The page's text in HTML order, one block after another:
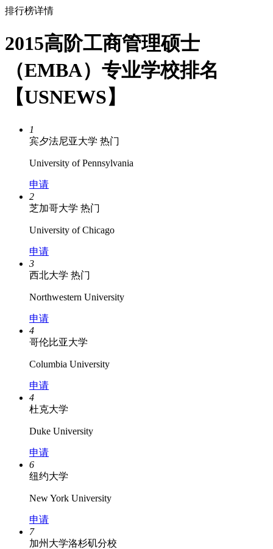
排行榜详情
2015高阶工商管理硕士
（EMBA）专业学校排名
【USNEWS】
1
宾夕法尼亚大学 热门
University of Pennsylvania
申请
2
芝加哥大学 热门
University of Chicago
申请
3
西北大学 热门
Northwestern University
申请
4
哥伦比亚大学
Columbia University
申请
4
杜克大学
Duke University
申请
6
纽约大学
New York University
申请
7
加州大学洛杉矶分校